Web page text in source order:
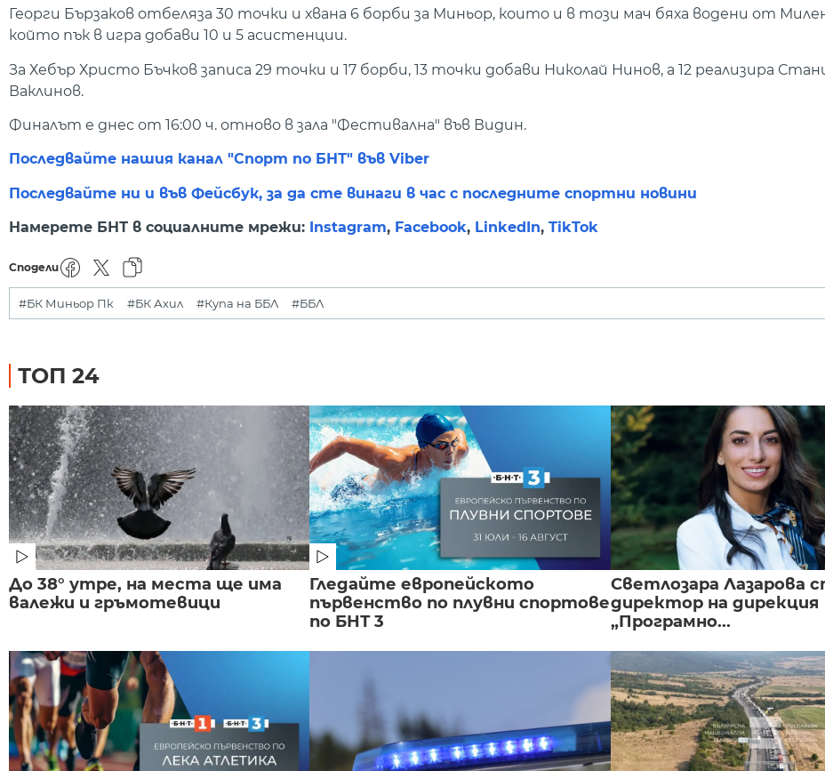
Георги Бързаков отбеляза 30 точки и хвана 6 борби за Миньор, които и в този мач бяха водени от
който пък в игра добави 10 и 5 асистенции.
За Хебър Христо Бъчков записа 29 точки и 17 борби, 13 точки добави Николай Нинов, а 12 реализира
Ваклинов.
Финалът е днес от 16:00 ч. отново в зала "Фестивална" във Видин.
Последвайте нашия канал "Спорт по БНТ" във Viber
Последвайте ни и във Фейсбук, за да сте винаги в час с последните спортни новини
Намерете БНТ в социалните мрежи: Instagram, Facebook, LinkedIn, TikTok
Сподели
#БК Миньор Пк #БК Ахил #Купа на ББЛ #ББЛ
ТОП 24
До 38° утре, на места ще има
валежи и гръмотевици
Гледайте европейското
първенство по плувни спортове
по БНТ 3
Светлозара Лазарова
директор на дирекция
„Програмно...